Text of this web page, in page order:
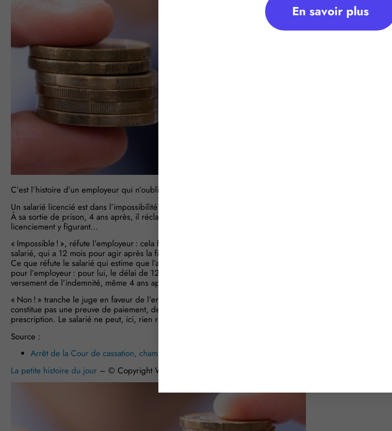
C’est l’histoire d’un employeur qui n’oublie pas que le « solde de tout compte » compte…
Un salarié licencié est dans l’impossibilité de signer son solde de tout compte en raison de son incarcération.
À sa sortie de prison, 4 ans après, il réclame à son ex-employeur le versement d’une indemnité de
licenciement y figurant…
« Impossible ! », réfute l’employeur : cela fait 4 ans qu’il a quitté l’entreprise et ce n’est pas parce que le
salarié, qui a 12 mois pour agir après la fin de son contrat, n’a pas signé le reçu qu’il peut agir indéfiniment.
Ce que réfute le salarié qui estime que l’absence de signature du solde n’emporte aucun effet libératoire
pour l’employeur : pour lui, le délai de 12 mois n’a donc jamais commencé à courir. Il peut demander le
versement de l’indemnité, même 4 ans après la rupture du contrat !
« Non ! » tranche le juge en faveur de l’employeur qui rappelle que le reçu pour solde de tout compte ne
constitue pas une preuve de paiement, de sorte que l’absence de signature n’a aucun effet sur le délai de
prescription. Le salarié ne peut, ici, rien réclamer…
Source :
Arrêt de la Cour de cassation, chambre sociale, du 14 novembre 2024, no 21-22540
La petite histoire du jour – © Copyright WebLex
En savoir plus